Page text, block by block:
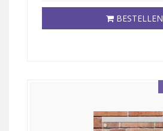
BESTELLEN